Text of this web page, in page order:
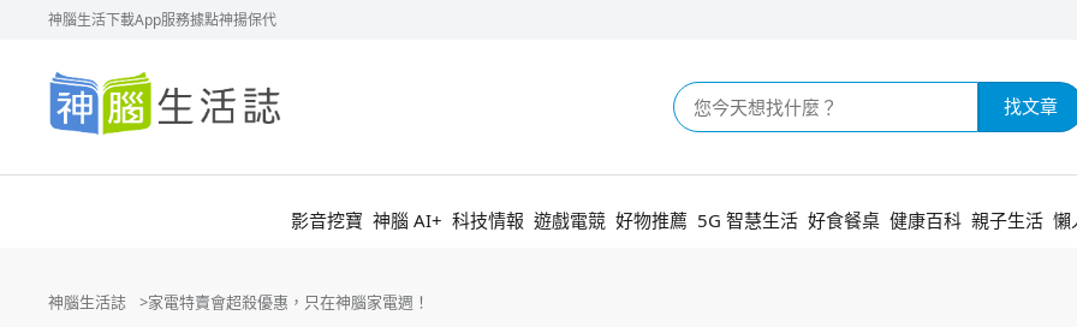
神腦生活下載App服務據點神揚保代
神
腦
生
活
找文章
影音挖寶 神腦 AI+ 科技情報 遊戲電競 好物推薦 5G 智慧生活 好食餐桌 健康百科 親子生活 懶
神腦生活誌 家電特賣會超殺優惠，只在神腦家電週！